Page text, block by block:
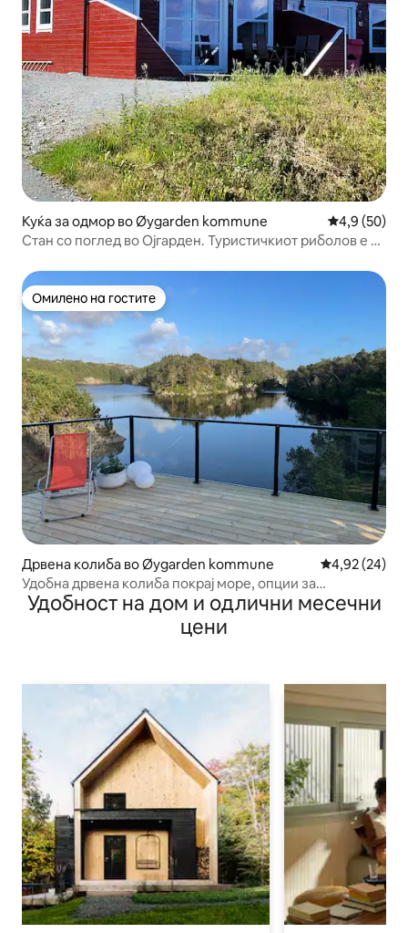
Куќа за одмор во Øygarden kommune Просечна
4,9 (50)
Стан со поглед во Ојгарден. Туристичкиот риболов е во
Омилено на гостите
Омилено на гостите
Дрвена колиба во Øygarden kommune Просечна
4,92 (24)
Удобна дрвена колиба покрај море, опции за
изнајмување бродови
Удобност на дом и одлични месечни
цени